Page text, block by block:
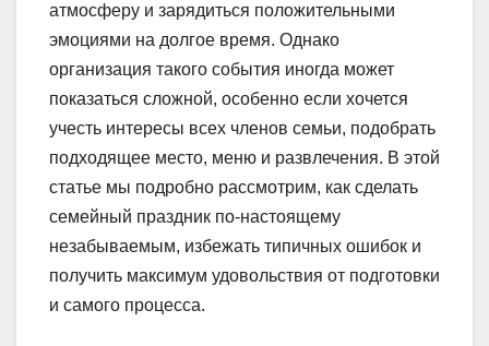
атмосферу и зарядиться положительными
эмоциями на долгое время. Однако
организация такого события иногда может
показаться сложной, особенно если хочется
учесть интересы всех членов семьи, подобрать
подходящее место, меню и развлечения. В этой
статье мы подробно рассмотрим, как сделать
семейный праздник по-настоящему
незабываемым, избежать типичных ошибок и
получить максимум удовольствия от подготовки
и самого процесса.